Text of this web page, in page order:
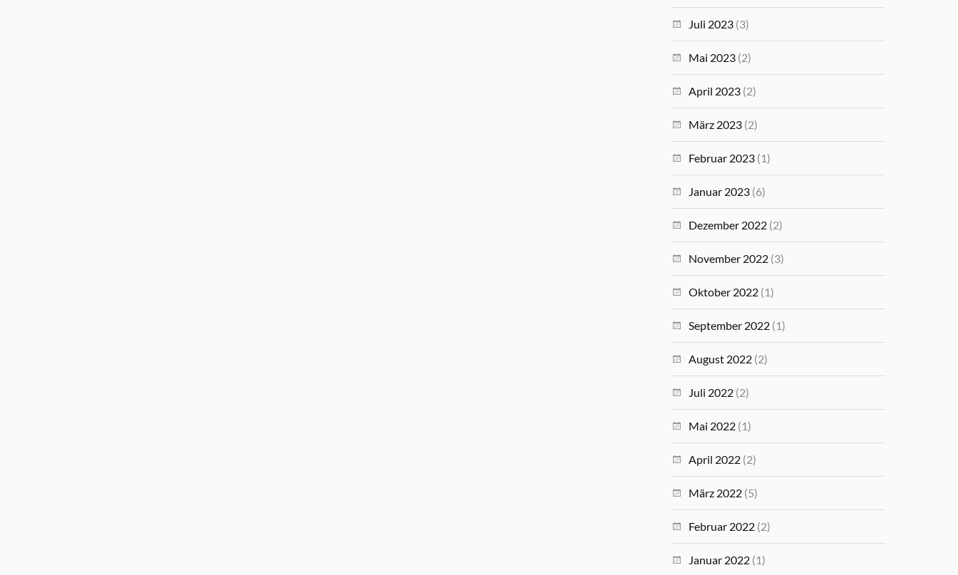
Juli 2023 (3)
Mai 2023 (2)
April 2023 (2)
März 2023 (2)
Februar 2023 (1)
Januar 2023 (6)
Dezember 2022 (2)
November 2022 (3)
Oktober 2022 (1)
September 2022 (1)
August 2022 (2)
Juli 2022 (2)
Mai 2022 (1)
April 2022 (2)
März 2022 (5)
Februar 2022 (2)
Januar 2022 (1)